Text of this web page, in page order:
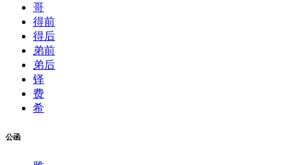
哥
得前
得后
弟前
弟后
铎
费
希
公函